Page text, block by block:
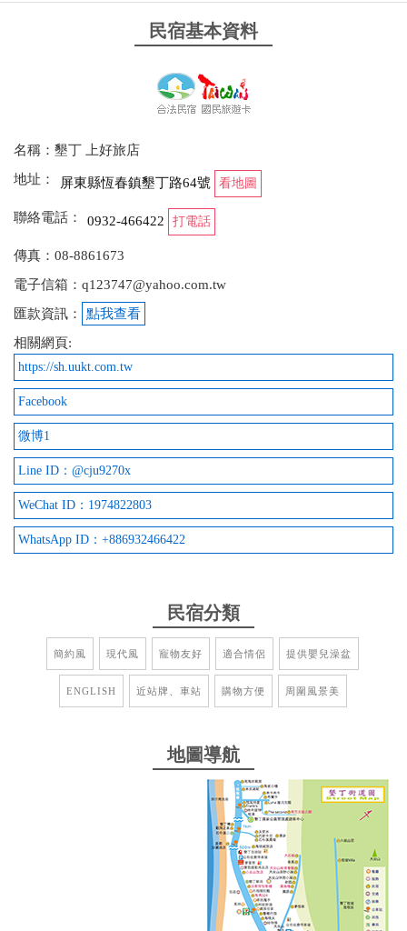
老闆與老闆娘親切、熱情，住宿舒適乾淨，來墾丁玩
住宿非常好的選擇，highly recommended!!!
民宿老闆一家很親切，會主動建議附近要好吃好玩的
地方。 房況簡單小而美，打掃得很乾淨。早餐好吃。
有電梯和寵物友善很加分。出去就是墾丁大街，停車
在青年活動中心很方便！ 住雙人山景房，看出去就是
牧場和大小尖山，cp值極高。真心推薦，下次機會還
會再來住。
from google
房間很乾淨，有浴缸，親子來住宿很方便，老闆老闆
娘人都很好很親切，很推！
老板人很好 價錢也很不錯 友善寵物（
from google
很棒的民宿，CP值超高，很推薦大家來住喔
from google
2025-01-01 21:52:05
房間很漂亮、整齊、明亮、乾淨。老闆長相帥氣又親
切，很貼心，房價便宜CP值很高
民宿基本資料
名稱：墾丁 上好旅店
地址：
屏東縣恆春鎮墾丁路64號 看地圖
聯絡電話： 0932-466422 打電話
傳真：08-8861673
電子信箱：q123747@yahoo.com.tw
匯款資訊：
點我查看
相關網頁:
https://sh.uukt.com.tw
Facebook
微博1
Line ID：@cju9270x
WeChat ID：1974822803
WhatsApp ID：+886932466422
民宿分類
簡約風 現代風 寵物友好 適合情侶 提供嬰兒澡盆
ENGLISH 近站牌、車站 購物方便 周圍風景美
地圖導航